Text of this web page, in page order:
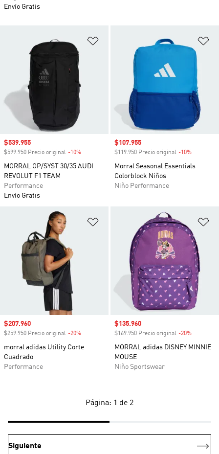
Añadir a la lista de deseos
Precio de venta
$539.955
$599.950 Precio original -10%
MORRAL OP/SYST 30/35 AUDI
REVOLUT F1 TEAM
Performance
Envío Gratis
Precio de venta
$107.955
$119.950 Precio original -10%
Morral Seasonal Essentials
Colorblock Niños
Niño Performance
Añadir a la lista de deseos
Precio de venta
$207.960
$259.950 Precio original -20%
morral adidas Utility Corte
Cuadrado
Performance
Precio de venta
$135.960
$169.950 Precio original -20%
MORRAL adidas DISNEY MINNIE
MOUSE
Niño Sportswear
Envío Gratis
Página: 1 de 2
Siguiente